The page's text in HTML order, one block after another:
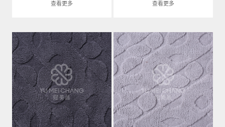
查看更多 查看更多